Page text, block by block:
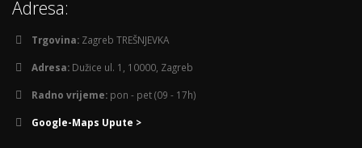
Adresa:
Trgovina: Zagreb TREŠNJEVKA
Adresa: Dužice ul. 1, 10000, Zagreb
Radno vrijeme: pon - pet (09 - 17h)
Google-Maps Upute >